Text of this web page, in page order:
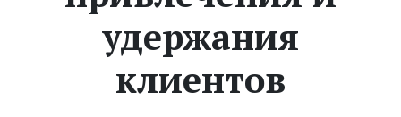
удержания
клиентов